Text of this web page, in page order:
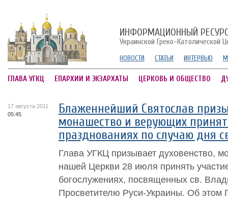
ИНФОРМАЦИОННЫЙ
Украинской Греко-Католической
НОВОСТИ СТАТЬИ ИНТЕРВЬЮ
ГЛАВА УГКЦ ЕПАРХИИ И ЭКЗАРХАТЫ ЦЕРКОВЬ И ОБЩЕСТВО
17 августа 2011
05:45
Блаженнейший Святослав
монашество и верующих
празднованиях по случаю дня
Глава УГКЦ призывает духовенство,
нашей Церкви 28 июля принять
богослужениях, посвященных св.
Просветителю Руси-Украины. Об этом